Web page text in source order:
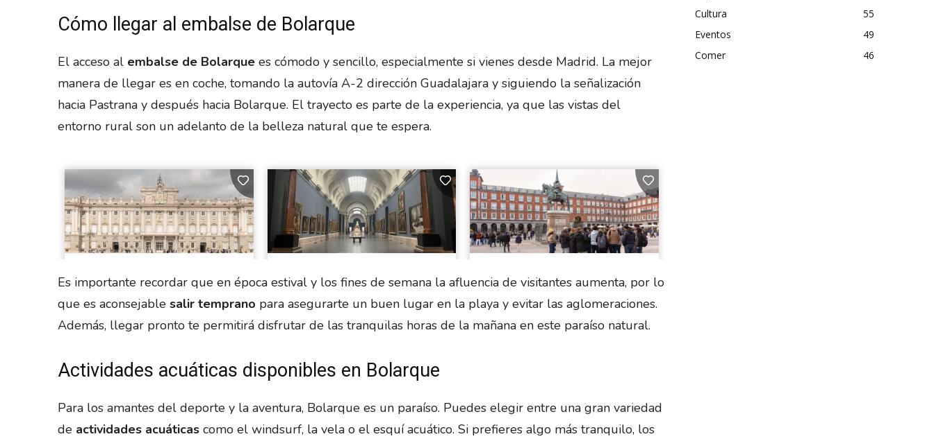
Cómo llegar al embalse de Bolarque
El acceso al embalse de Bolarquees cómodo y sencillo, especialmente si vienes desde Madrid. La mejor
manera de llegar es en coche, tomando la autovía A-2 dirección Guadalajara y siguiendo la señalización
hacia Pastrana y después hacia Bolarque. El trayecto es parte de la experiencia, ya que las vistas del
entorno rural son un adelanto de la belleza natural que te espera.
Es importante recordar que en época estival y los fines de semana la afluencia de visitantes aumenta, por lo
que es aconsejable salir temprano para asegurarte un buen lugar en la playa y evitar las aglomeraciones.
Además, llegar pronto te permitirá disfrutar de las tranquilas horas de la mañana en este paraíso natural.
Actividades acuáticas disponibles en Bolarque
Para los amantes del deporte y la aventura, Bolarque es un paraíso. Puedes elegir entre una gran variedad
de actividades acuáticascomo el windsurf, la vela o el esquí acuático. Si prefieres algo más tranquilo, los
Cultura
55
Eventos
49
Comer
46